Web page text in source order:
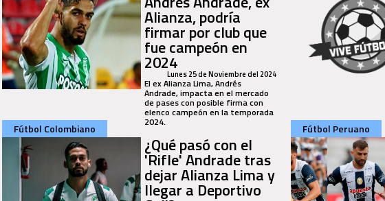
Alianza, podría
firmar por club que
fue campeón en
2024Lunes 25 de Noviembre del 2024
El ex Alianza Lima, Andrés
Andrade, impacta en el mercado
de pases con posible firma con
elenco campeón en la temporada
2024.
Fútbol Colombiano
¿Qué pasó con el
'Rifle' Andrade tras
dejar Alianza Lima y
llegar a Deportivo
Fútbol Peruano